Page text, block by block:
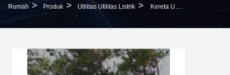
Rumah > Produk > Utilitas Utilitas Listrik > Kereta Utilitas Listrik Biru Dibangun Dengan Regulator Frekuensi Tinggi 48v 3.7kw Dan Pengontrol Curtis Untuk Pengalaman Berkendara Yang Mulus